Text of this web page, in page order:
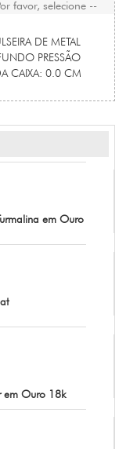
favor, selecione --
DE METAL
PRESSÃO
CAIXA: 0.0 CM
em Ouro
em Ouro 18k